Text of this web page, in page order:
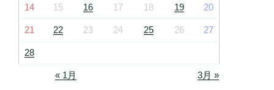
14 15 16 17 18 19 20
21 22 23 24 25 26 27
28
« 1月 3月 »